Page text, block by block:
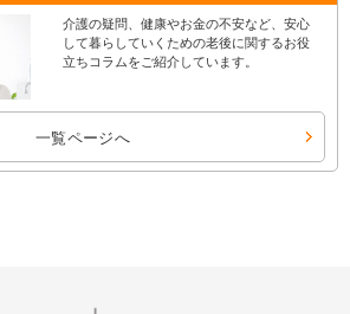
介護の疑問、健康やお金の不安など、安心
して暮らしていくための老後に関するお役
立ちコラムをご紹介しています。
一覧ページへ